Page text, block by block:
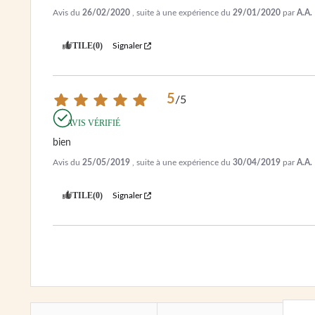
Avis du 26/02/2020 , suite à une expérience du 29/01/2020 parA.A.
UTILE(0) Signaler
5/5
AVIS VÉRIFIÉ
bien
Avis du 25/05/2019 , suite à une expérience du 30/04/2019 parA.A.
UTILE(0) Signaler